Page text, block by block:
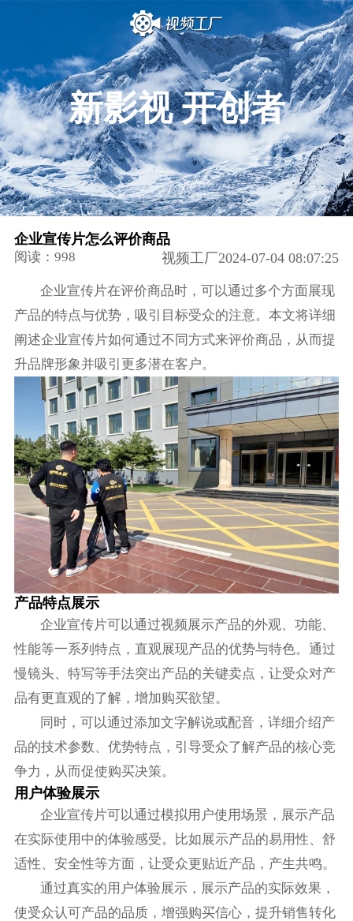
新影视 开创者
企业宣传片怎么评价商品
阅读：998 视频工厂2024-07-04 08:07:25
企业宣传片在评价商品时，可以通过多个方面展现
产品的特点与优势，吸引目标受众的注意。本文将详细
阐述企业宣传片如何通过不同方式来评价商品，从而提
升品牌形象并吸引更多潜在客户。
产品特点展示
企业宣传片可以通过视频展示产品的外观、功能、
性能等一系列特点，直观展现产品的优势与特色。通过
慢镜头、特写等手法突出产品的关键卖点，让受众对产
品有更直观的了解，增加购买欲望。
同时，可以通过添加文字解说或配音，详细介绍产
品的技术参数、优势特点，引导受众了解产品的核心竞
争力，从而促使购买决策。
用户体验展示
企业宣传片可以通过模拟用户使用场景，展示产品
在实际使用中的体验感受。比如展示产品的易用性、舒
适性、安全性等方面，让受众更贴近产品，产生共鸣。
通过真实的用户体验展示，展示产品的实际效果，
使受众认可产品的品质，增强购买信心，提升销售转化